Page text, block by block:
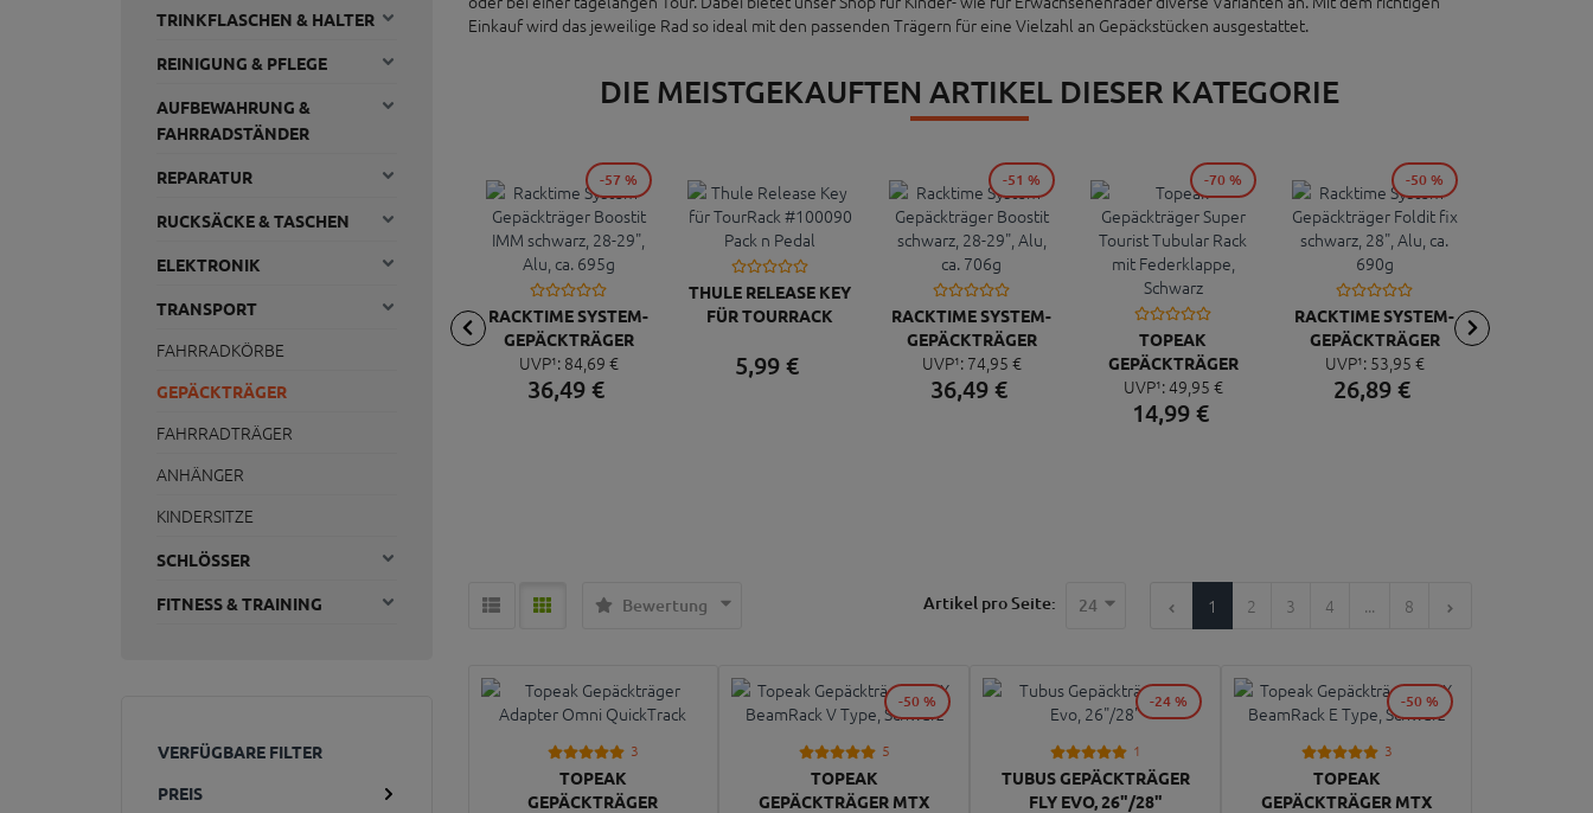
TRINKFLASCHEN & HALTER
REINIGUNG & PFLEGE
AUFBEWAHRUNG &
FAHRRADSTÄNDER
REPARATUR
RUCKSÄCKE & TASCHEN
ELEKTRONIK
TRANSPORT
FAHRRADKÖRBE
GEPÄCKTRÄGER
FAHRRADTRÄGER
ANHÄNGER
KINDERSITZE
SCHLÖSSER
FITNESS & TRAINING
VERFÜGBARE FILTER
PREIS
Einkauf wird das jeweilige Rad so ideal mit den passenden Trägern für eine Vielzahl an Gepäckstücken ausgestattet.
DIE MEISTGEKAUFTEN ARTIKEL DIESER KATEGORIE
RACKTIME SYSTEM-
GEPÄCKTRÄGER
BOOSTIT IMM
SCHWARZ, 28-29",
UVP¹: 84,69 €
36,49 €
-57 %
THULE RELEASE KEY
FÜR TOURRACK
PEDAL
5,99€
RACKTIME SYSTEM-
GEPÄCKTRÄGER
BOOSTIT SCHWARZ,
28-29", ALU, CA.
UVP¹: 74,95 €
36,49 €
-51 %
TOPEAK
GEPÄCKTRÄGER
SUPER TOURIST
TUBULAR RACK MIT
UVP¹:49,95 €
14,99 €
-70 %
RACKTIME SYSTEM-
GEPÄCKTRÄGER
FOLDIT FIX
SCHWARZ, 28", ALU,
UVP¹: 53,95 €
26,89 €
-50 %
Bewertung Artikel pro Seite: 24 1 2 3 4 ... 8
3
TOPEAK
GEPÄCKTRÄGER
5
TOPEAK
GEPÄCKTRÄGER MTX
-50 %
1
TUBUS GEPÄCKTRÄGER
FLY EVO, 26"/28"
-24 %
3
TOPEAK
GEPÄCKTRÄGER MTX
-50 %